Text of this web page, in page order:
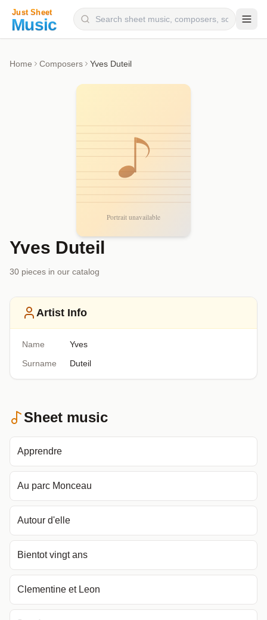
Home Composers Yves Duteil
Yves Duteil
30 pieces in our catalog
Artist Info
Name
Yves
Surname
Duteil
Sheet music
Apprendre
Au parc Monceau
Autour d'elle
Bientot vingt ans
Clementine et Leon